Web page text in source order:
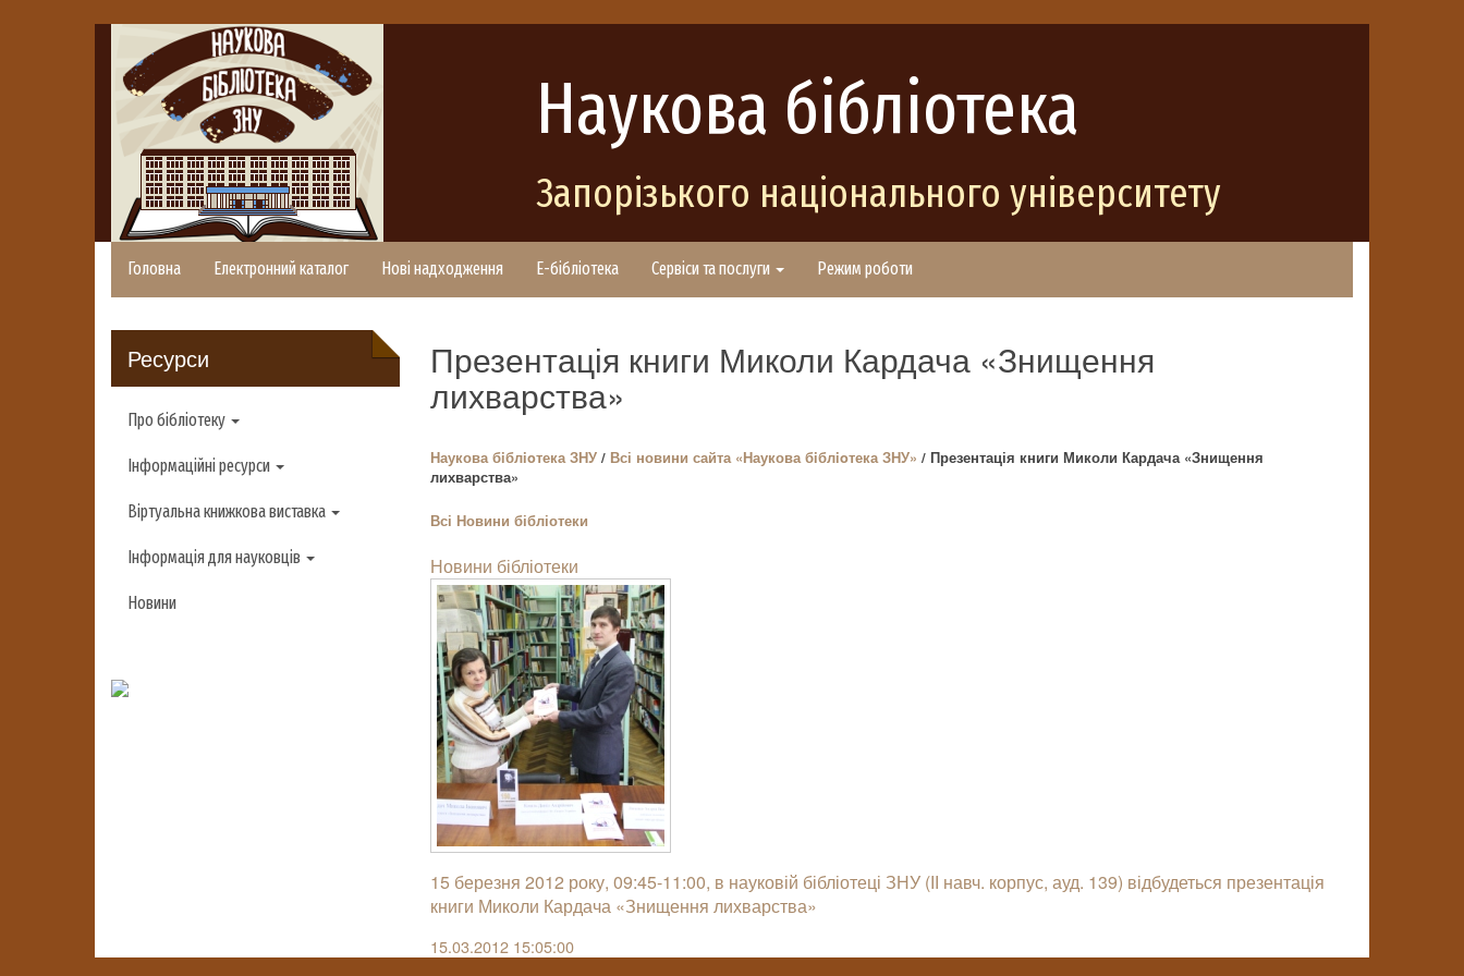
Наукова бібліотека
Запорізького національного університету
Головна Електронний каталог Нові надходження E-бібліотека Сервіси та послуги Режим роботи
Ресурси
Про бібліотеку
Інформаційні ресурси
Віртуальна книжкова виставка
Інформація для науковців
Новини
Презентація книги Миколи Кардача «Знищення
лихварства»
Наукова бiблioтека ЗНУ/ Всі новини сайта «Наукова бiблioтека ЗНУ» / Презентація книги Миколи Кардача «Знищення
лихварства»
Всі Новини бібліотеки
Новини бібліотеки
15 березня 2012 року, 09:45-11:00, в науковій бібліотеці ЗНУ (ІІ навч. корпус, ауд. 139) відбудеться презентація
книги Миколи Кардача «Знищення лихварства»
15.03.2012 15:05:00